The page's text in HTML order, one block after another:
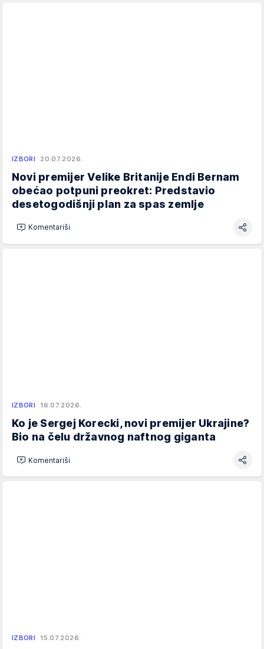
IZBORI 20.07.2026.
Novi premijer Velike Britanije Endi Bernam
obećao potpuni preokret: Predstavio
desetogodišnji plan za spas zemlje
Komentariši
IZBORI 16.07.2026.
Ko je Sergej Korecki, novi premijer Ukrajine?
Bio na čelu državnog naftnog giganta
Komentariši
IZBORI 15.07.2026.